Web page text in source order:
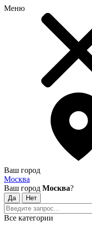
Меню
Ваш город
Москва
Ваш город Москва?
Все категории